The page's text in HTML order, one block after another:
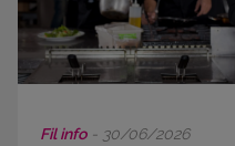
Fil info - 30/06/2026